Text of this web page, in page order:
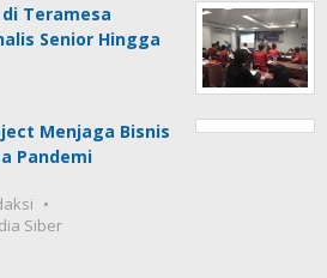
Teramesa
Senior Hingga
Menjaga Bisnis
Pandemi
Siber